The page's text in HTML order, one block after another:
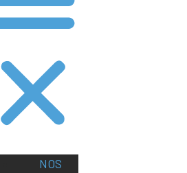
NOS